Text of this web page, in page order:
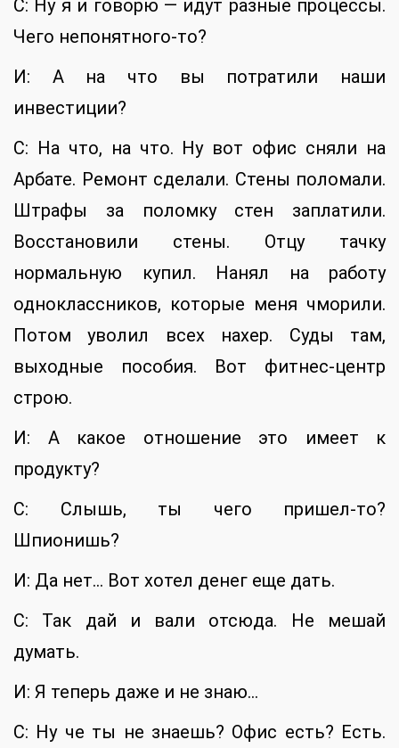
С: Ну я и говорю — идут разные процессы.
Чего непонятного-то?
И: А на что вы потратили наши
инвестиции?
С: На что, на что. Ну вот офис сняли на
Арбате. Ремонт сделали. Стены поломали.
Штрафы за поломку стен заплатили.
Восстановили стены. Отцу тачку
нормальную купил. Нанял на работу
одноклассников, которые меня чморили.
Потом уволил всех нахер. Суды там,
выходные пособия. Вот фитнес-центр
строю.
И: А какое отношение это имеет к
продукту?
С: Слышь, ты чего пришел-то?
Шпионишь?
И: Да нет… Вот хотел денег еще дать.
С: Так дай и вали отсюда. Не мешай
думать.
И: Я теперь даже и не знаю…
С: Ну че ты не знаешь? Офис есть? Есть.